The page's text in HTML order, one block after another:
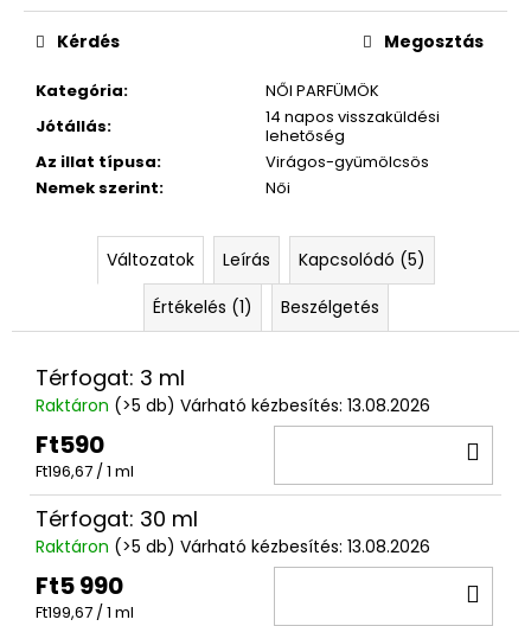
Kategória:
NŐI PARFÜMÖK
Jótállás:
14 napos visszaküldési
lehetőség
Az illat típusa:
Virágos-gyümölcsös
Nemek szerint: Női
Kérdés Megosztás
Változatok Leírás
Kapcsolódó (5)
Értékelés (1)
Beszélgetés
Térfogat: 3 ml
Raktáron (>5 db) Várható kézbesítés: 13.08.2026
Ft590
Egységár:
Ft196,67 / 1 ml
Térfogat: 30 ml
Raktáron (>5 db) Várható kézbesítés: 13.08.2026
Ft5 990
Egységár:
Ft199,67 / 1 ml